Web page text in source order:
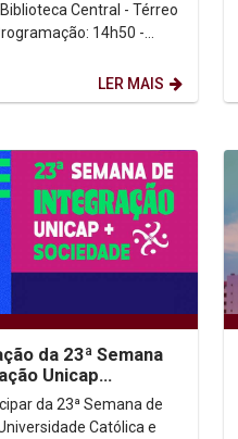
Central - Térreo
LER MAIS
da 23ª Semana
Unicap
da 23ª Semana de
Católica e